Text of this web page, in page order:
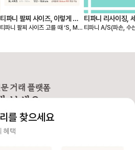
티파니 팔찌 사이즈, 이렇게 고
르세요 💙
티파니 팔찌 사이즈 고를 때 ‘S, M,
드라 사이즈를 S, M, L 등으로 표기
럽/한국 기준으로 정리해드릴게요.
📏 티파니 팔찌, 손목 둘레 기준으로
6~15.9cm 에 맞아요. ✋ 실착 예
디자인인 T 와이어 팔찌를 착용했을
티파니 리사이징,
티파니 A/S(파손, 수
❶구매 증빙용 영수
거래 플랫폼
보세요.
를 찾으세요
혜택